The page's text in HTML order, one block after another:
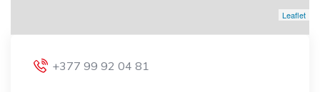
Leaflet
+377 99 92 04 81